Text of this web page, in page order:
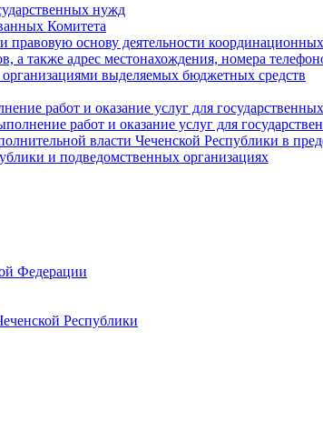
нужд
Комитета
основу деятельности
а также адрес местонахождения, номера
выделяемых бюджетных средств
работ и оказание услуг для
работ и оказание услуг для
власти Чеченской Республики в
и подведомственных организациях
Федерации
Республики